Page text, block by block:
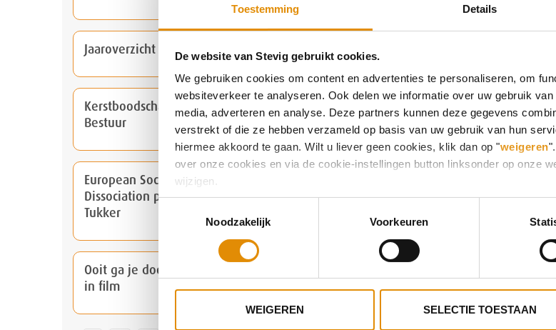
Toestemming Details
De website van Stevig gebruikt cookies.
We gebruiken cookies om content en advertenties te personaliseren, om
websiteverkeer te analyseren. Ook delen we informatie over uw gebruik
media, adverteren en analyse. Deze partners kunnen deze gegevens
verstrekt of die ze hebben verzameld op basis van uw gebruik van hun
hiermee akkoord te gaan. Wilt u liever geen cookies, klik dan op "weigeren
over onze cookies en via de cookie-instellingen button linksonder op onze
wijzigen.
Noodzakelijk
Voorkeuren
WEIGEREN SELECTIE TOESTAAN
Jaaroverzicht van Dichterbij en STEVIG
Kerstboodschap van de Raad van
Bestuur
European Society for Trauma and
Dissociation publiceert artikel Kim
Tukker
Ooit ga je dood, cliënt Miranda te zien
in film
Wanneer een medewerker in dienst
gesproken over de grens ‘afstand
protocol opgenomen dat beschrijft
cliënt. Het onderwerp ‘Integer
Daarnaast hebben collega’s een
medewerker een grens overschrijdt,